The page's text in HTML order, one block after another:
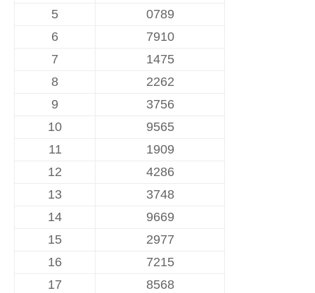
5
0789
6
7910
7
1475
8
2262
9
3756
10
9565
11
1909
12
4286
13
3748
14
9669
15
2977
16
7215
17
8568